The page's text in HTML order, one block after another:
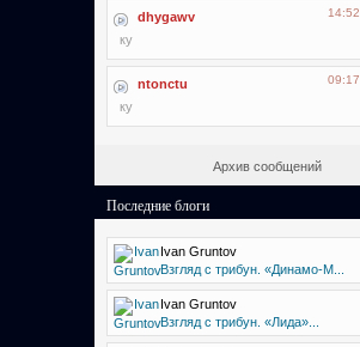
dhygawv 14:52
ку
ntonctu 09:17
ку
Архив сообщений
Последние блоги
Ivan Gruntov
Взгляд с трибун. «Динамо-М...
Ivan Gruntov
Взгляд с трибун. «Лида»...